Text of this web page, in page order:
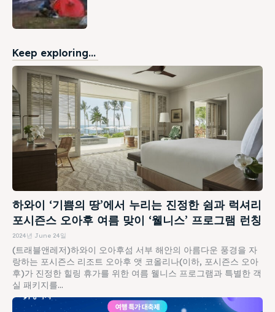
Keep exploring...
하와이 ‘기쁨의 땅’에서 누리는 진정한 쉼과 럭셔리
포시즌스 오아후 여름 맞이 ‘웰니스’ 프로그램 런칭
2024년 June 24일
(트래블앤레저)하와이 오아후섬 서부 해안의 아름다운 풍경을 자
랑하는 포시즌스 리조트 오아후 앳 코올리나(이하, 포시즌스 오아
후)가 진정한 힐링 휴가를 위한 여름 웰니스 프로그램과 특별한 객
실 패키지를...